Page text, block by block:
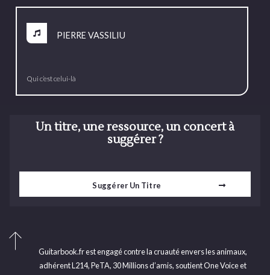
PIERRE VASSILIU
Qui c’est celui-là
Un titre, une ressource, un concert à
suggérer ?
Suggérer Un Titre
Guitarbook.fr est engagé contre la cruauté envers les animaux,
adhérent L214, PeTA, 30 Millions d’amis, soutient One Voice et